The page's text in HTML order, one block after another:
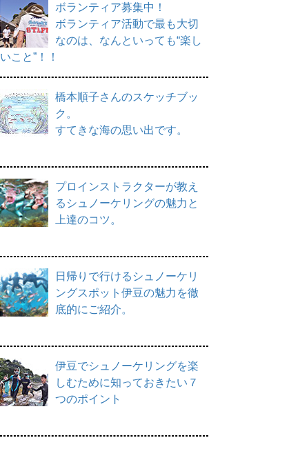
ボランティア募集中！
ボランティア活動で最も大切
なのは、なんといっても“楽し
いこと”！！
橋本順子さんのスケッチブッ
ク。
すてきな海の思い出です。
プロインストラクターが教え
るシュノーケリングの魅力と
上達のコツ。
日帰りで行けるシュノーケリ
ングスポット伊豆の魅力を徹
底的にご紹介。
伊豆でシュノーケリングを楽
しむために知っておきたい７
つのポイント